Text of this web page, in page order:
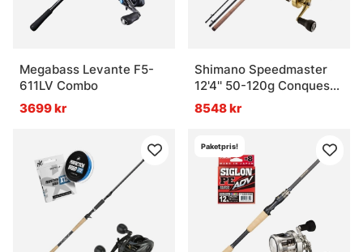
Megabass Levante F5-
611LV Combo
3699 kr
Shimano Speedmaster
12'4'' 50-120g Conquest
Salmon Combo
8548 kr
Paketpris!